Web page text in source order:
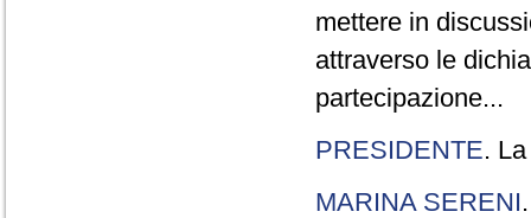
mettere in
attraverso le
partecipazione...
PRESIDENTE.
MARINA SERENI